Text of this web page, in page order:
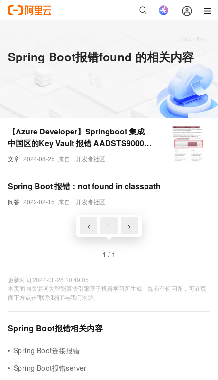
Spring Boot报错found 的相关内容
文章 2024-08-25 来自：开发者社区
【Azure Developer】Springboot 集成
中国区的Key Vault 报错 AADSTS90002:
Tenant 'xxxxxxxx-xxxx-xxxx-xxxx-
问答 2022-02-15 来自：开发者社区
Spring Boot 报错：not found in classpath
< 1 >
1 / 1
更新时间 2024-08-26 10:49:05
本页面内关键词为智能算法引擎基于机器学习所生成，如有任何问题，可在页
面下方点击"联系我们"与我们沟通。
Spring Boot报错相关内容
Spring Boot连接报错
Spring Boot报错server